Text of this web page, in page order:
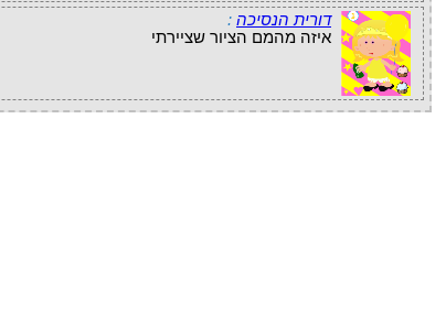
דורית הנסיכה :
איזה מהמם הציור שציירתי